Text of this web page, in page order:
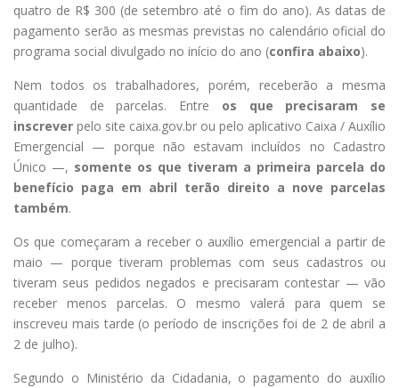
quatro de R$ 300 (de setembro até o fim do ano). As datas de
pagamento serão as mesmas previstas no calendário oficial do
programa social divulgado no início do ano (confira abaixo).
Nem todos os trabalhadores, porém, receberão a mesma
quantidade de parcelas. Entre os que precisaram se
inscrever pelo site caixa.gov.br ou pelo aplicativo Caixa / Auxílio
Emergencial — porque não estavam incluídos no Cadastro
Único —, somente os que tiveram a primeira parcela do
benefício paga em abril terão direito a nove parcelas
também.
Os que começaram a receber o auxílio emergencial a partir de
maio — porque tiveram problemas com seus cadastros ou
tiveram seus pedidos negados e precisaram contestar — vão
receber menos parcelas. O mesmo valerá para quem se
inscreveu mais tarde (o período de inscrições foi de 2 de abril a
2 de julho).
Segundo o Ministério da Cidadania, o pagamento do auxílio